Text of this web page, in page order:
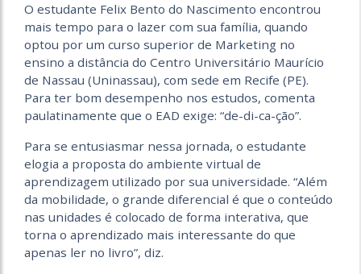
O estudante Felix Bento do Nascimento encontrou
mais tempo para o lazer com sua família, quando
optou por um curso superior de Marketing no
ensino a distância do Centro Universitário Maurício
de Nassau (Uninassau), com sede em Recife (PE).
Para ter bom desempenho nos estudos, comenta
paulatinamente que o EAD exige: “de-di-ca-ção”.
Para se entusiasmar nessa jornada, o estudante
elogia a proposta do ambiente virtual de
aprendizagem utilizado por sua universidade. “Além
da mobilidade, o grande diferencial é que o conteúdo
nas unidades é colocado de forma interativa, que
torna o aprendizado mais interessante do que
apenas ler no livro”, diz.